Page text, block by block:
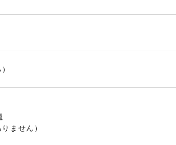
ません）